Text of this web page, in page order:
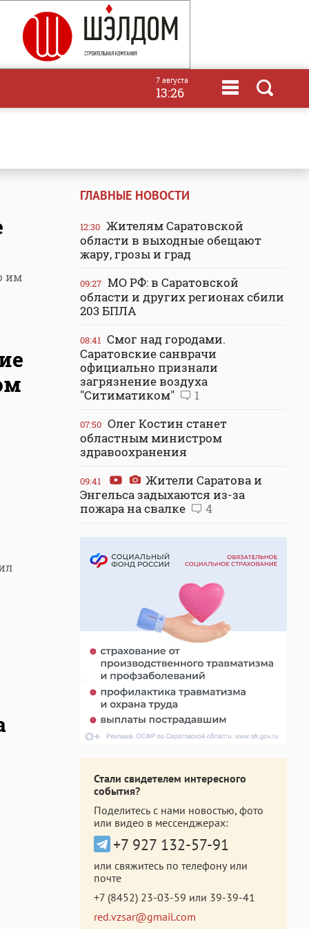
7 августа
13:26
им
ГЛАВНЫЕ НОВОСТИ
12:30 Жителям Саратовской
области в выходные обещают
жару, грозы и град
09:27 МО РФ: в Саратовской
области и других регионах сбили
203 БПЛА
08:41 Смог над городами.
Саратовские санврачи
официально признали
загрязнение воздуха
"Ситиматиком"
1
07:50 Олег Костин станет
областным министром
здравоохранения
09:41
Жители Саратова и
Энгельса задыхаются из-за
пожара на свалке
4
Стали свидетелем интересного
события?
Поделитесь с нами новостью, фото
или видео в мессенджерах:
+7 927 132-57-91
или свяжитесь по телефону или
почте
+7 (8452) 23-03-59 или 39-39-41
red.vzsar@gmail.com